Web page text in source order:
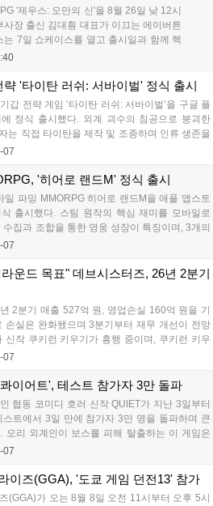
'제우스: 오만의 신'을 8월 26일 낮 12시
사장 출신 김대훤 대표가 이끄는 에이버튼
는 7일 쇼케이스를 열고 출시일과 함께 핵
, 운영 방향을 공개했다. 캐릭터명 선점은
략 '타이탄 러쉬: 서바이벌' 정식 출시
갑 전략 게임 ‘타이탄 러쉬: 서바이벌’을 구글 플
정식 출시했다. 외계 괴수의 침공으로 붕괴한
는 직접 타이탄을 제작 및 조종하며 인류 생존을
관 모집, 피난처 운영, 연맹 협동 콘텐츠가 특징
세 내용은 공식 커뮤니티에서 확인 가능하다....
07
'히어로 랜드M' 정식 출시
일 파밍 MMORPG 히어로 랜드M을 애플 앱스토
출시했다. 스팀 원작의 핵심 재미를 모바일로
집과 조합을 통한 영웅 성장이 특징이며, 3개의
적 전투와 길드전 등 다양한 콘텐츠를 제공한
내용은 공식 라운지에서 확인할 수 있다. 이용자
츠 플레이를 통해 성장을 지원받을 수 있다....
07
운드 목표" 데브시스터즈, 26년 2분기
2분기 매출 527억 원, 영업손실 160억 원을 기
손실은 완화됐으며 3분기부터 재무 개선이 전망
신작 쿠키런 키우기가 흥행 중이며, 쿠키런 키우
시작으로 2주 간격의 콘텐츠를 제공한다. 또한
화와 신작 흥행을 통해 하반기 실적 턴어라운드
07
이어트', 테스트 참가자 3만 돌파
협동 코미디 호러 신작 QUIET가 지난 3일부터
트에서 3일 만에 참가자 3만 명을 돌파하며 큰
오리 외계인이 보스를 피해 탈출하는 이 게임은
며, 소음 관리와 물리 법칙을 활용한 전략적 플레
보는 스팀 페이지에서 확인 가능합니다....
07
이즈(GGA), '도쿄 게임 던전13' 참가
(GGA)가 오는 8월 8일 오전 11시부터 오후 5시